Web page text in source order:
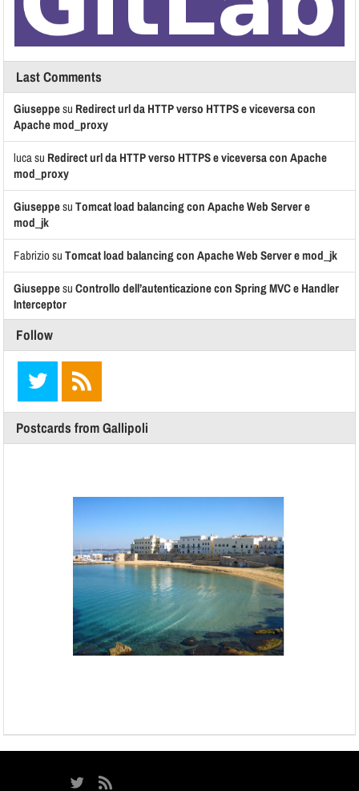
Last Comments
Giuseppesu Redirect url da HTTP verso HTTPS e viceversa con
Apache mod_proxy
luca su Redirect url da HTTP verso HTTPS e viceversa con Apache
mod_proxy
GiuseppesuTomcat load balancing con Apache Web Server e
mod_jk
FabriziosuTomcat load balancing con Apache Web Server e mod_jk
GiuseppesuControllo dell’autenticazione con Spring MVC e Handler
Interceptor
Follow
Postcards from Gallipoli